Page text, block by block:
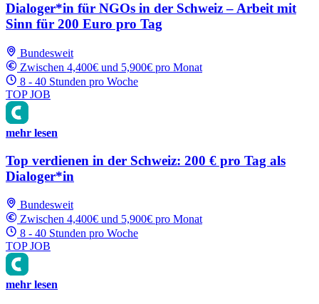
Dialoger*in für NGOs in der Schweiz – Arbeit mit
Sinn für 200 Euro pro Tag
Bundesweit
Zwischen 4,400€ und 5,900€ pro Monat
8 - 40 Stunden pro Woche
TOP JOB
mehr lesen
Top verdienen in der Schweiz: 200 € pro Tag als
Dialoger*in
Bundesweit
Zwischen 4,400€ und 5,900€ pro Monat
8 - 40 Stunden pro Woche
TOP JOB
mehr lesen